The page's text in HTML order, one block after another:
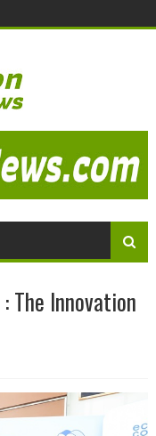
The Innovation